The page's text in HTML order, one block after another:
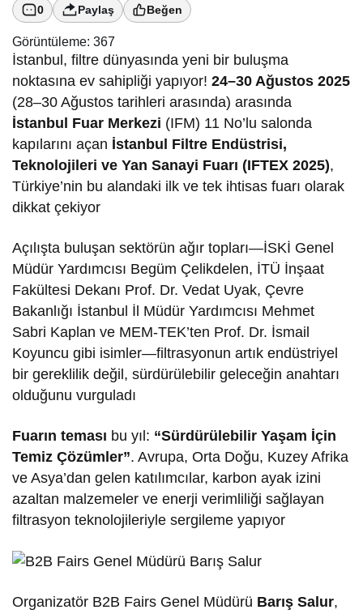
0 Paylaş Beğen
Görüntüleme: 367
İstanbul, filtre dünyasında yeni bir buluşma
noktasına ev sahipliği yapıyor!24–30 Ağustos 2025
(28–30 Ağustos tarihleri arasında) arasında
İstanbul Fuar Merkezi (IFM) 11 No’lu salonda
kapılarını açan İstanbul Filtre Endüstrisi,
Teknolojileri ve Yan Sanayi Fuarı (IFTEX 2025),
Türkiye’nin bu alandaki ilk ve tek ihtisas fuarı olarak
dikkat çekiyor
Açılışta buluşan sektörün ağır topları—İSKİ Genel
Müdür Yardımcısı Begüm Çelikdelen, İTÜ İnşaat
Fakültesi Dekanı Prof. Dr. Vedat Uyak, Çevre
Bakanlığı İstanbul İl Müdür Yardımcısı Mehmet
Sabri Kaplan ve MEM-TEK’ten Prof. Dr. İsmail
Koyuncu gibi isimler—filtrasyonun artık endüstriyel
bir gereklilik değil, sürdürülebilir geleceğin anahtarı
olduğunu vurguladı
Fuarın teması bu yıl: “Sürdürülebilir Yaşam İçin
Temiz Çözümler”. Avrupa, Orta Doğu, Kuzey Afrika
ve Asya’dan gelen katılımcılar, karbon ayak izini
azaltan malzemeler ve enerji verimliliği sağlayan
filtrasyon teknolojileriyle sergileme yapıyor
Organizatör B2B Fairs Genel Müdürü Barış Salur,